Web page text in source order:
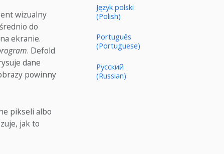
wizualny
do
ekranie.
. Defold
dane
powinny
pikseli albo
jak to
Język polski
(Polish)
Português
(Portuguese)
Русский
(Russian)